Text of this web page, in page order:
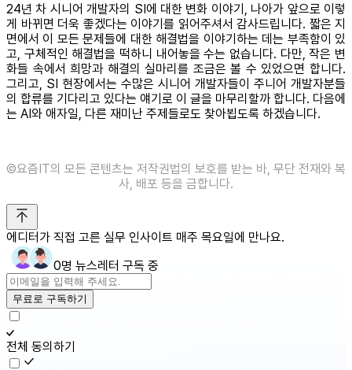
24년 차 시니어 개발자의 SI에 대한 변화 이야기, 나아가 앞으로 이렇
게 바뀌면 더욱 좋겠다는 이야기를 읽어주셔서 감사드립니다. 짧은 지
면에서 이 모든 문제들에 대한 해결법을 이야기하는 데는 부족함이 있
고, 구체적인 해결법을 떡하니 내어놓을 수는 없습니다. 다만, 작은 변
화들 속에서 희망과 해결의 실마리를 조금은 볼 수 있었으면 합니다.
그리고, SI 현장에서는 수많은 시니어 개발자들이 주니어 개발자분들
의 합류를 기다리고 있다는 얘기로 이 글을 마무리할까 합니다. 다음에
는 AI와 애자일, 다른 재미난 주제들로도 찾아뵙도록 하겠습니다.
©️요즘IT의 모든 콘텐츠는 저작권법의 보호를 받는 바, 무단 전재와 복
사, 배포 등을 금합니다.
에디터가 직접 고른 실무 인사이트 매주 목요일에 만나요.
0명 뉴스레터 구독 중
무료로 구독하기
전체 동의하기